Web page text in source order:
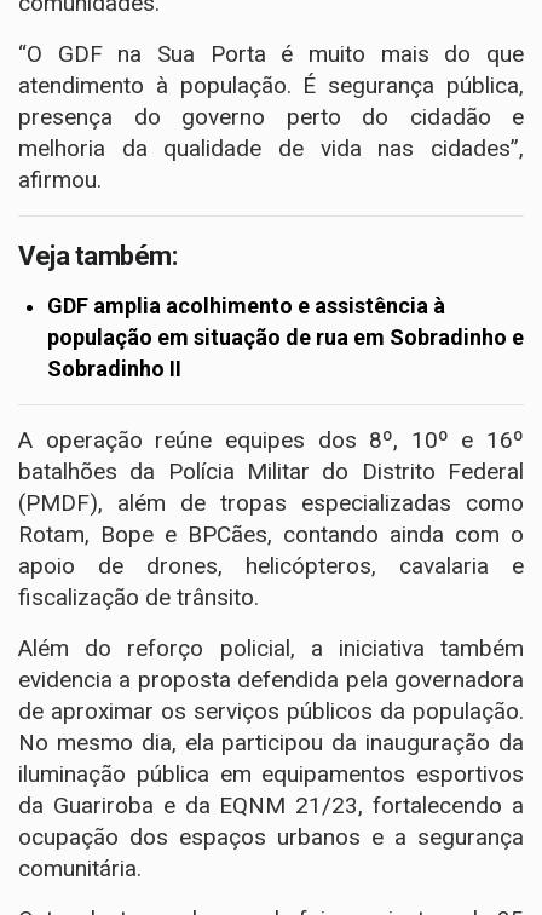
“O GDF na Sua Porta é muito mais do que
atendimento à população. É segurança pública,
presença do governo perto do cidadão e
melhoria da qualidade de vida nas cidades”,
afirmou.
Veja também:
GDF amplia acolhimento e assistência à
população em situação de rua em Sobradinho e
Sobradinho II
A operação reúne equipes dos 8º, 10º e 16º
batalhões da Polícia Militar do Distrito Federal
(PMDF), além de tropas especializadas como
Rotam, Bope e BPCães, contando ainda com o
apoio de drones, helicópteros, cavalaria e
fiscalização de trânsito.
Além do reforço policial, a iniciativa também
evidencia a proposta defendida pela governadora
de aproximar os serviços públicos da população.
No mesmo dia, ela participou da inauguração da
iluminação pública em equipamentos esportivos
da Guariroba e da EQNM 21/23, fortalecendo a
ocupação dos espaços urbanos e a segurança
comunitária.